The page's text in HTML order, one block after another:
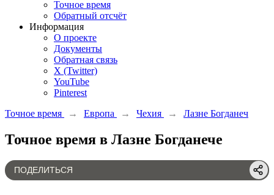
Точное время
Обратный отсчёт
Информация
О проекте
Документы
Обратная связь
X (Twitter)
YouTube
Pinterest
Точное время
→ Европа → Чехия → Лазне Богданеч
Точное время в Лазне Богданече
ПОДЕЛИТЬСЯ